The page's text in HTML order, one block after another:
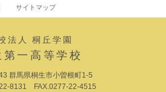
サイトマップ
法人 桐丘学園
第一高等学校
群馬県桐生市小曽根町1-5
8131 FAX.0277-22-4515